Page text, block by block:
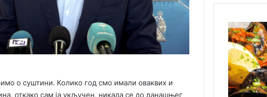
о суштини. Колико год смо имали оваквих и
откако сам ја укључен, никада се до данашњег